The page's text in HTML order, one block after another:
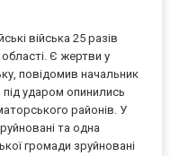
війська 25 разів
Є жертви у
повідомив начальник
ударом опинились
районів. У
та одна
громади зруйновані